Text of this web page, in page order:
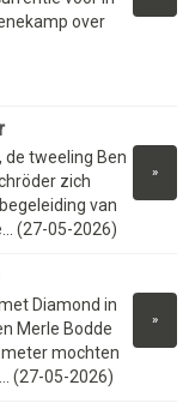
over
»
de tweeling Ben
zich
van
(27-05-2026)
»
Diamond in
Merle Bodde
mochten
(27-05-2026)